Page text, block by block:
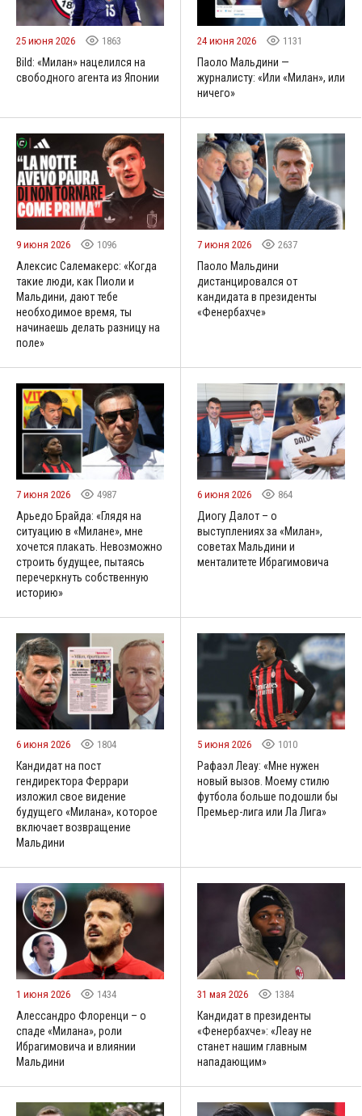
25 июня 2026 1863
Bild: «Милан» нацелился на
свободного агента из Японии
24 июня 2026 1131
Паоло Мальдини —
журналисту: «Или «Милан», или
ничего»
9 июня 2026 1096
Алексис Салемакерс: «Когда
такие люди, как Пиоли и
Мальдини, дают тебе
необходимое время, ты
начинаешь делать разницу на
поле»
7 июня 2026 2637
Паоло Мальдини
дистанцировался от
кандидата в президенты
«Фенербахче»
7 июня 2026 4987
Арьедо Брайда: «Глядя на
ситуацию в «Милане», мне
хочется плакать. Невозможно
строить будущее, пытаясь
перечеркнуть собственную
историю»
6 июня 2026 864
Диогу Далот – о
выступлениях за «Милан»,
советах Мальдини и
менталитете Ибрагимовича
6 июня 2026 1804
Кандидат на пост
гендиректора Феррари
изложил свое видение
будущего «Милана», которое
включает возвращение
Мальдини
5 июня 2026 1010
Рафаэл Леау: «Мне нужен
новый вызов. Моему стилю
футбола больше подошли бы
Премьер-лига или Ла Лига»
1 июня 2026 1434
Алессандро Флоренци – о
спаде «Милана», роли
Ибрагимовича и влиянии
Мальдини
31 мая 2026 1384
Кандидат в президенты
«Фенербахче»: «Леау не
станет нашим главным
нападающим»